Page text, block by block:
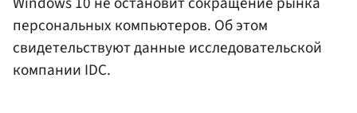
персональных компьютеров. Об этом
свидетельствуют данные исследовательской
компании IDC.